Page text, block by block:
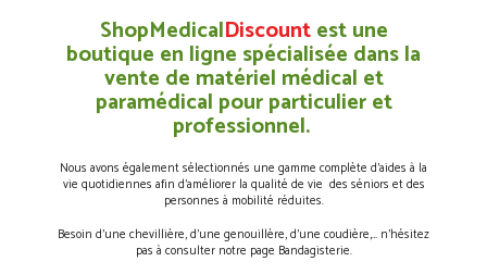
ShopMedicalDiscountest une
boutique en ligne spécialisée dans la
vente de matériel médical et
paramédical pour particulier et
professionnel.
Nous avons également sélectionnés une gamme complète d’aides à la
vie quotidiennes afin d’améliorer la qualité de vie des séniors et des
personnes à mobilité réduites.
Besoin d’une chevillière, d’une genouillère, d’une coudière,… n’hésitez
pas à consulter notre page Bandagisterie.